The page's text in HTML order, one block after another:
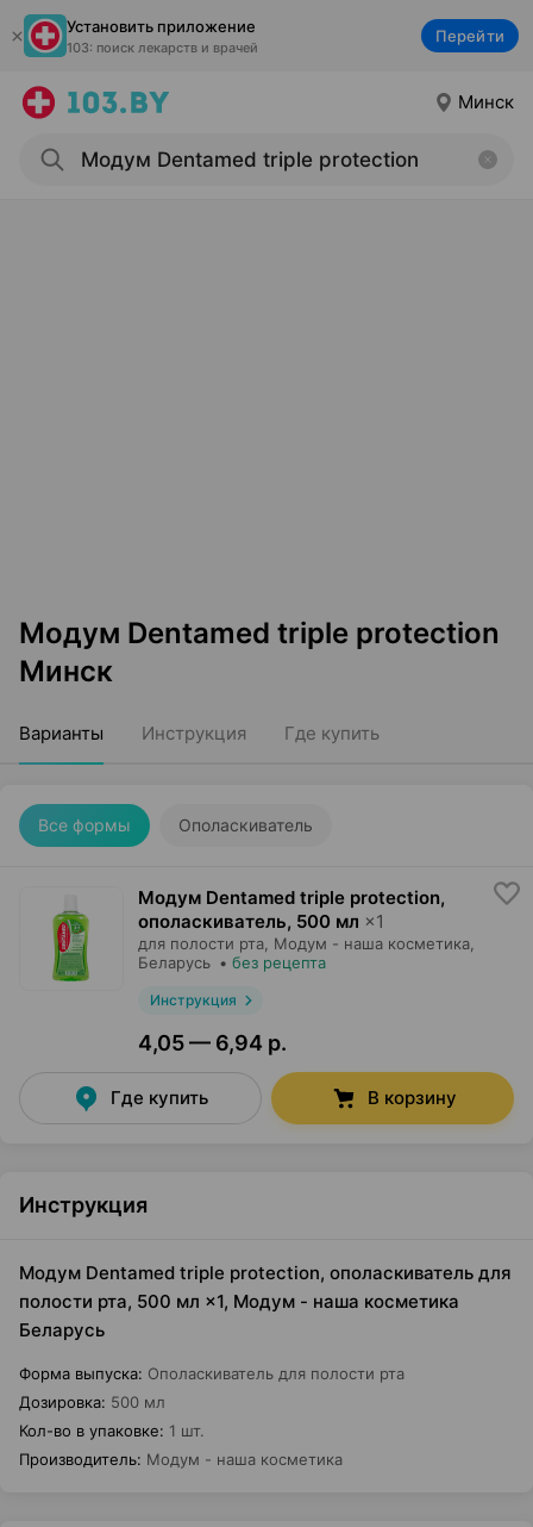
Установить приложение
103: поиск лекарств и врачей
Перейти
Минск
Модум Dentamed triple protection
Минск
Варианты Инструкция Где купить
Все формы Ополаскиватель
Модум Dentamed triple protection,
ополаскиватель, 500 мл ×1
для полости рта, Модум - наша косметика
Беларусь • без рецепта
Инструкция
4,05 — 6,94 р.
Где купить В корзину
Инструкция
Модум Dentamed triple protection, ополаскиватель для
полости рта, 500 мл ×1, Модум - наша косметика
Беларусь
Форма выпуска: Ополаскиватель для полости рта
Дозировка: 500 мл
Кол-во в упаковке: 1 шт.
Производитель: Модум - наша косметика